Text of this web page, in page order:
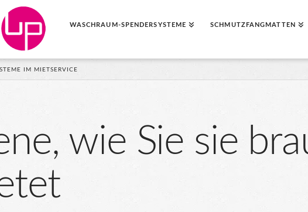
WASCHRAUM-SPENDERSYSTEME SCHMUTZFANGMATTEN
IM MIETSERVICE
wie Sie sie